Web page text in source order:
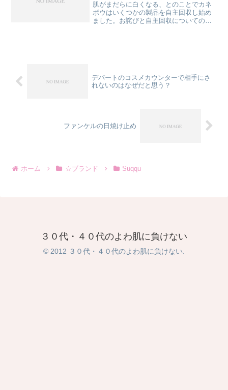
肌がまだらに白くなる、とのことでカネ
ボウはいくつかの製品を自主回収し始め
ました。お詫びと自主回収についてのお
デパートのコスメカウンターで相手にさ
れないのはなぜだと思う？
ファンケルの日焼け止め
ホーム ☆ブランド Suqqu
３０代・４０代のよわ肌に負けない
© 2012 ３０代・４０代のよわ肌に負けない.